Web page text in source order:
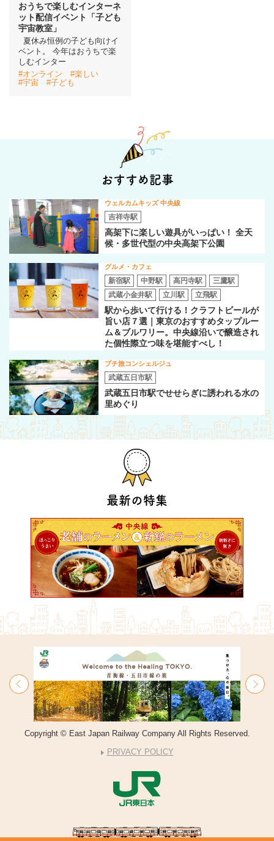
おうちで楽しむインターネ
ット配信イベント「子ども
宇宙教室」
夏休み恒例の子ども向けイ
ベント。 今年はおうちで楽
しむインター
#オンライン
#楽しい
#宇宙
#子ども
おすすめ記事
ウェルカムキッズ 中央線
吉祥寺駅
高架下に楽しい遊具がいっぱい！ 全天
候・多世代型の中央高架下公園
グルメ・カフェ
新宿駅 中野駅 高円寺駅
三鷹駅
武蔵小金井駅
立川駅 立飛駅
駅から歩いて行ける！クラフトビールが
旨い店７選｜東京のおすすめタップルー
ム＆ブルワリー。中央線沿いで醸造され
た個性際立つ味を堪能すべし！
プチ旅コンシェルジュ
武蔵五日市駅
武蔵五日市駅でせせらぎに誘われる水の
里めぐり
最新の特集
Copyright © East Japan Railway Company All Rights Reserved.
PRIVACY POLICY